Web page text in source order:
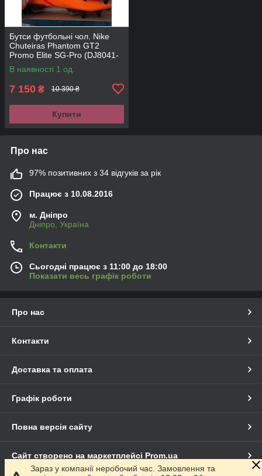
Бутси футбольні чол. Nike
Chuteiras Phantom GT2
Promo Elite SG-Pro (DJ8041-
809)
В наявності 1 од.
7 150 ₴ 10 390 ₴
Купити
Про нас
97% позитивних з 34 відгуків за рік
Працює з 10.08.2016
м. Дніпро
Дніпро, Україна
Контакти
Сьогодні працює з 11:00 до 18:00
Показати весь графік роботи
Про нас
Контакти
Доставка та оплата
Графік роботи
Повна версія сайту
Сайт створено на маркетплейсі Prom.ua
Зараз у компанії неробочий час. Замовлення та